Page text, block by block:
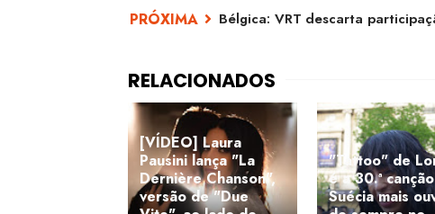
Bélgica: VRT descarta
[VÍDEO] Laura
Pausini lança "La
Dernière Chanson",
versão de "Due
"Tattoo" de
é a 30.ª
Suécia mais